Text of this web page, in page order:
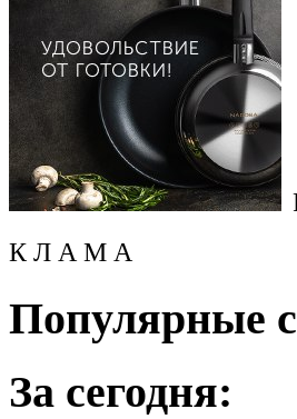
К Л А М А
Популярные
За сегодня: